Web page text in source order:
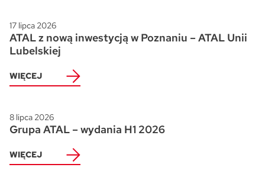
17 lipca 2026
ATAL z nową inwestycją w Poznaniu – ATAL Unii
Lubelskiej
WIĘCEJ
8 lipca 2026
Grupa ATAL – wydania H1 2026
WIĘCEJ